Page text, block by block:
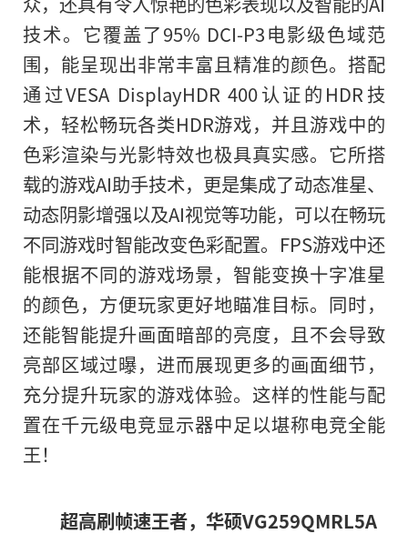
技术。它覆盖了95% DCI-P3电影级色域范
围，能呈现出非常丰富且精准的颜色。搭配
通过VESA DisplayHDR 400认证的HDR技
术，轻松畅玩各类HDR游戏，并且游戏中的
色彩渲染与光影特效也极具真实感。它所搭
载的游戏AI助手技术，更是集成了动态准星、
动态阴影增强以及AI视觉等功能，可以在畅玩
不同游戏时智能改变色彩配置。FPS游戏中还
能根据不同的游戏场景，智能变换十字准星
的颜色，方便玩家更好地瞄准目标。同时，
还能智能提升画面暗部的亮度，且不会导致
亮部区域过曝，进而展现更多的画面细节，
充分提升玩家的游戏体验。这样的性能与配
置在千元级电竞显示器中足以堪称电竞全能
王！
超高刷帧速王者，华硕VG259QMRL5A